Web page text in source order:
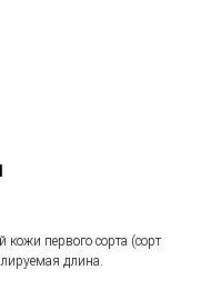
кожи первого сорта (сорт
длина.